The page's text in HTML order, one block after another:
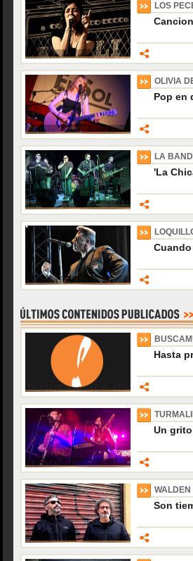
LOS
OLIVIA
Pop en
LA
'La
Hasta
Un grito
WALDEN
Son